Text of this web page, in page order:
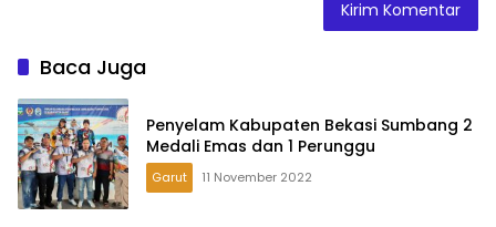
Baca Juga
Penyelam Kabupaten Bekasi Sumbang 2
Medali Emas dan 1 Perunggu
Garut 11 November 2022